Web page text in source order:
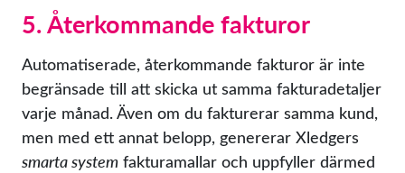
5. Återkommande fakturor
Automatiserade, återkommande fakturor är inte
begränsade till att skicka ut samma fakturadetaljer
varje månad. Även om du fakturerar samma kund,
men med ett annat belopp, genererar Xledgers
smarta system fakturamallar och uppfyller därmed